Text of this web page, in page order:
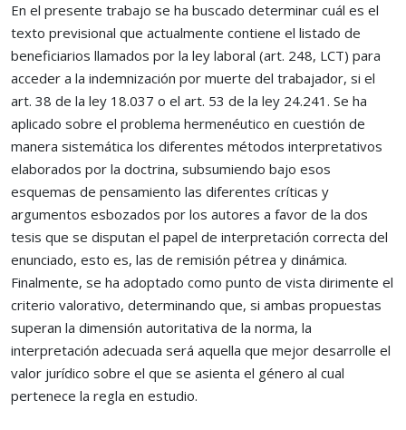
En el presente trabajo se ha buscado determinar cuál es el
texto previsional que actualmente contiene el listado de
beneficiarios llamados por la ley laboral (art. 248, LCT) para
acceder a la indemnización por muerte del trabajador, si el
art. 38 de la ley 18.037 o el art. 53 de la ley 24.241. Se ha
aplicado sobre el problema hermenéutico en cuestión de
manera sistemática los diferentes métodos interpretativos
elaborados por la doctrina, subsumiendo bajo esos
esquemas de pensamiento las diferentes críticas y
argumentos esbozados por los autores a favor de la dos
tesis que se disputan el papel de interpretación correcta del
enunciado, esto es, las de remisión pétrea y dinámica.
Finalmente, se ha adoptado como punto de vista dirimente el
criterio valorativo, determinando que, si ambas propuestas
superan la dimensión autoritativa de la norma, la
interpretación adecuada será aquella que mejor desarrolle el
valor jurídico sobre el que se asienta el género al cual
pertenece la regla en estudio.